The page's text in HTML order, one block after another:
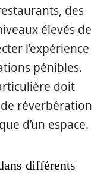
des
élevés de
l’expérience
pénibles.
doit
réverbération
d’un espace.
différents